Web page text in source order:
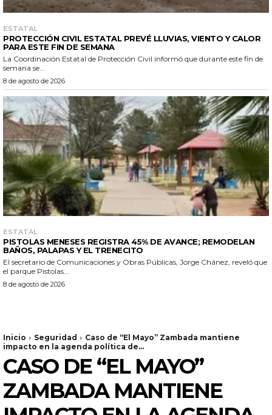
ESTATAL
PROTECCIÓN CIVIL ESTATAL PREVÉ LLUVIAS, VIENTO Y CALOR
PARA ESTE FIN DE SEMANA
La Coordinación Estatal de Protección Civil informó que durante este fin de
semana se...
8 de agosto de 2026
ESTATAL
PISTOLAS MENESES REGISTRA 45% DE AVANCE; REMODELAN
BAÑOS, PALAPAS Y EL TRENECITO
El secretario de Comunicaciones y Obras Públicas, Jorge Chánez, reveló que
el parque Pistolas...
8 de agosto de 2026